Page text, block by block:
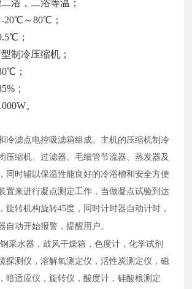
浴，二浴等温；
20℃～80℃；
；
制冷压缩机；
；
；
。
冷滤点电控吸滤箱组成。主机的压缩机制冷
压缩机、过滤器、毛细管节流器、蒸发器及
同时辅以保温性能良好的冷浴槽和安全方便
置来进行凝点测定工作，当做凝点试验到达
旋转机构旋转45度，同时计时器自动计时，
自动开始报警，提醒用户。
采水器，鼓风干燥箱，色度计，化学试剂
探测仪，溶解氧测定仪，活性炭测定仪，磁
暗适应仪，旋转仪，酸度计，硅酸根测定